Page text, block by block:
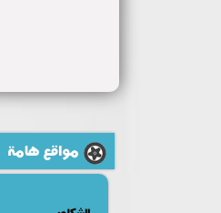
مواقع هامة